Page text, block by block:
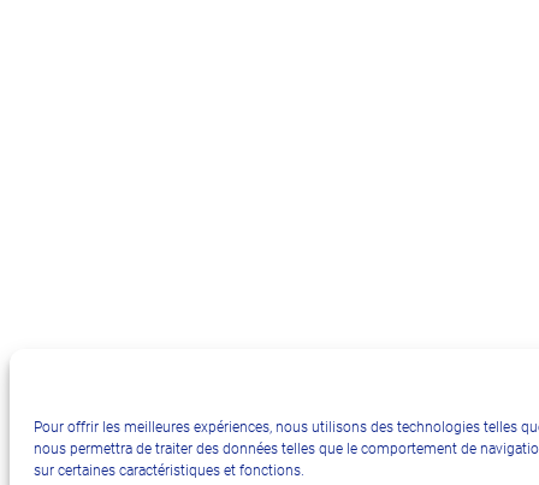
Pour offrir les meilleures expériences, nous utilisons des technologies telles
nous permettra de traiter des données telles que le comportement de
sur certaines caractéristiques et fonctions.